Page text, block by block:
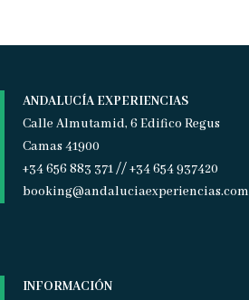
ANDALUCÍA EXPERIENCIAS
Calle Almutamid, 6 Edifico Regus
Camas 41900
+34 656 883 371 // +34 654 937420
booking@andaluciaexperiencias.com
INFORMACIÓN